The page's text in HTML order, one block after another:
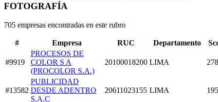
FOTOGRAFÍA
705 empresas encontradas en este rubro
# Empresa RUC Departamento
#9919
PROCESOS DE
COLOR S A
(PROCOLOR S.A.)
20100018200 LIMA
#13582
PUBLICIDAD
DESDE ADENTRO
S.A.C
20611023155 LIMA